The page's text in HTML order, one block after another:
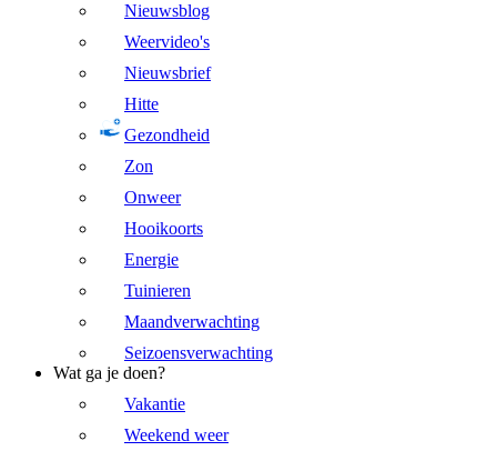
Nieuwsblog
Weervideo's
Nieuwsbrief
Hitte
Gezondheid
Zon
Onweer
Hooikoorts
Energie
Tuinieren
Maandverwachting
Seizoensverwachting
Wat ga je doen?
Vakantie
Weekend weer